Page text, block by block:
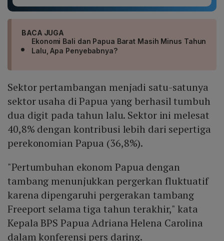
BACA JUGA
Ekonomi Bali dan Papua Barat Masih Minus Tahun
Lalu, Apa Penyebabnya?
Sektor pertambangan menjadi satu-satunya
sektor usaha di Papua yang berhasil tumbuh
dua digit pada tahun lalu. Sektor ini melesat
40,8% dengan kontribusi lebih dari sepertiga
perekonomian Papua (36,8%).
"Pertumbuhan ekonom Papua dengan
tambang menunjukkan pergerkan fluktuatif
karena dipengaruhi pergerakan tambang
Freeport selama tiga tahun terakhir," kata
Kepala BPS Papua Adriana Helena Carolina
dalam konferensi pers daring.